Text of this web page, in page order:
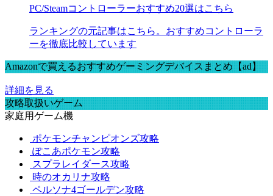
PC/Steamコントローラーおすすめ20選はこちら
ランキングの元記事はこちら。おすすめコントローラ
ーを徹底比較しています
Amazonで買えるおすすめゲーミングデバイスまとめ【ad】
詳細を見る
攻略取扱いゲーム
家庭用ゲーム機
ポケモンチャンピオンズ攻略
ぽこあポケモン攻略
スプラレイダース攻略
時のオカリナ攻略
ペルソナ4ゴールデン攻略